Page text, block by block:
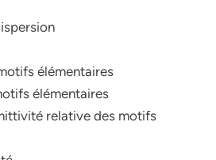
élémentaires
élémentaires
relative des motifs